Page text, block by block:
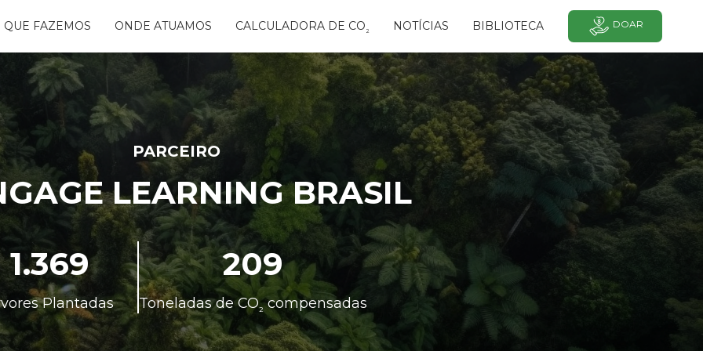
QUE FAZEMOS
ÁGUAS
FREE
DA FLORESTA
RIBEIRA -
ONDE ATUAMOS CALCULADORA DE CO² NOTÍCIAS BIBLIOTECA DOAR
PARCEIRO
LEARNING BRASIL
1.369
Plantadas
209
Toneladas de CO²compensadas